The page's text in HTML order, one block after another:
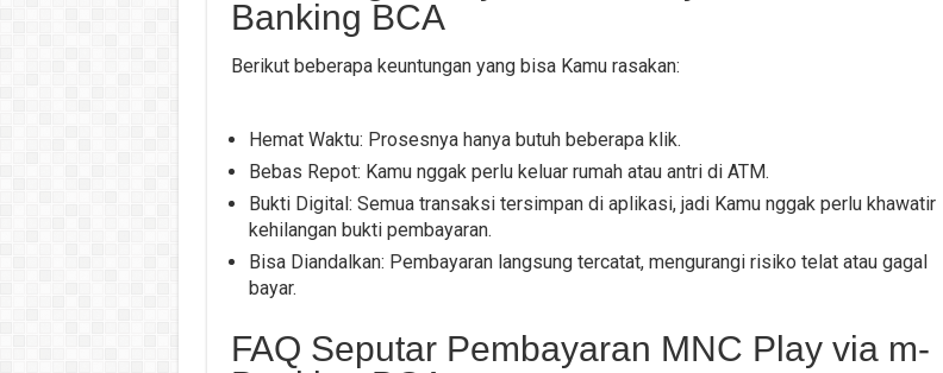
Banking BCA
Berikut beberapa keuntungan yang bisa Kamu rasakan:
Hemat Waktu: Prosesnya hanya butuh beberapa klik.
Bebas Repot: Kamu nggak perlu keluar rumah atau antri di ATM.
Bukti Digital: Semua transaksi tersimpan di aplikasi, jadi Kamu nggak perlu khawatir
kehilangan bukti pembayaran.
Bisa Diandalkan: Pembayaran langsung tercatat, mengurangi risiko telat atau gagal
bayar.
FAQ Seputar Pembayaran MNC Play via m-